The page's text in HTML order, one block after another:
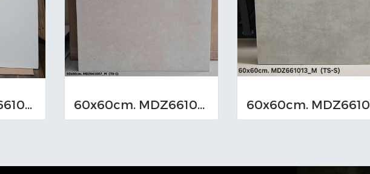
60x60cm. MDZ661010_M (TS-I) 60x60cm. MDZ661007_M (TS-I)